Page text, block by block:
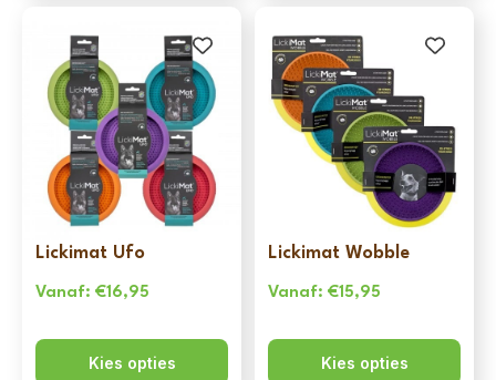
Lickimat Ufo
Vanaf: €16,95
Kies opties
Lickimat Wobble
Vanaf: €15,95
Kies opties